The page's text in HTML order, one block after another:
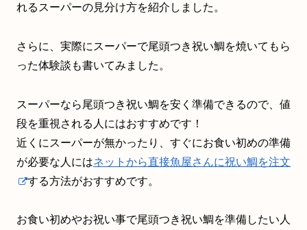
れるスーパーの見分け方を紹介しました。
さらに、実際にスーパーで尾頭つき祝い鯛を焼いてもら
った体験談も書いてみました。
スーパーなら尾頭つき祝い鯛を安く準備できるので、値
段を重視される人にはおすすめです！
近くにスーパーが無かったり、すぐにお食い初めの準備
が必要な人にはネットから直接魚屋さんに祝い鯛を注文
する方法がおすすめです。
お食い初めやお祝い事で尾頭つき祝い鯛を準備したい人